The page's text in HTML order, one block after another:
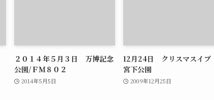
２０１４年５月３日 万博記念
公園/ＦＭ８０２
2014年5月5日
12月24日 クリスマスイ
宮下公園
2009年12月25日